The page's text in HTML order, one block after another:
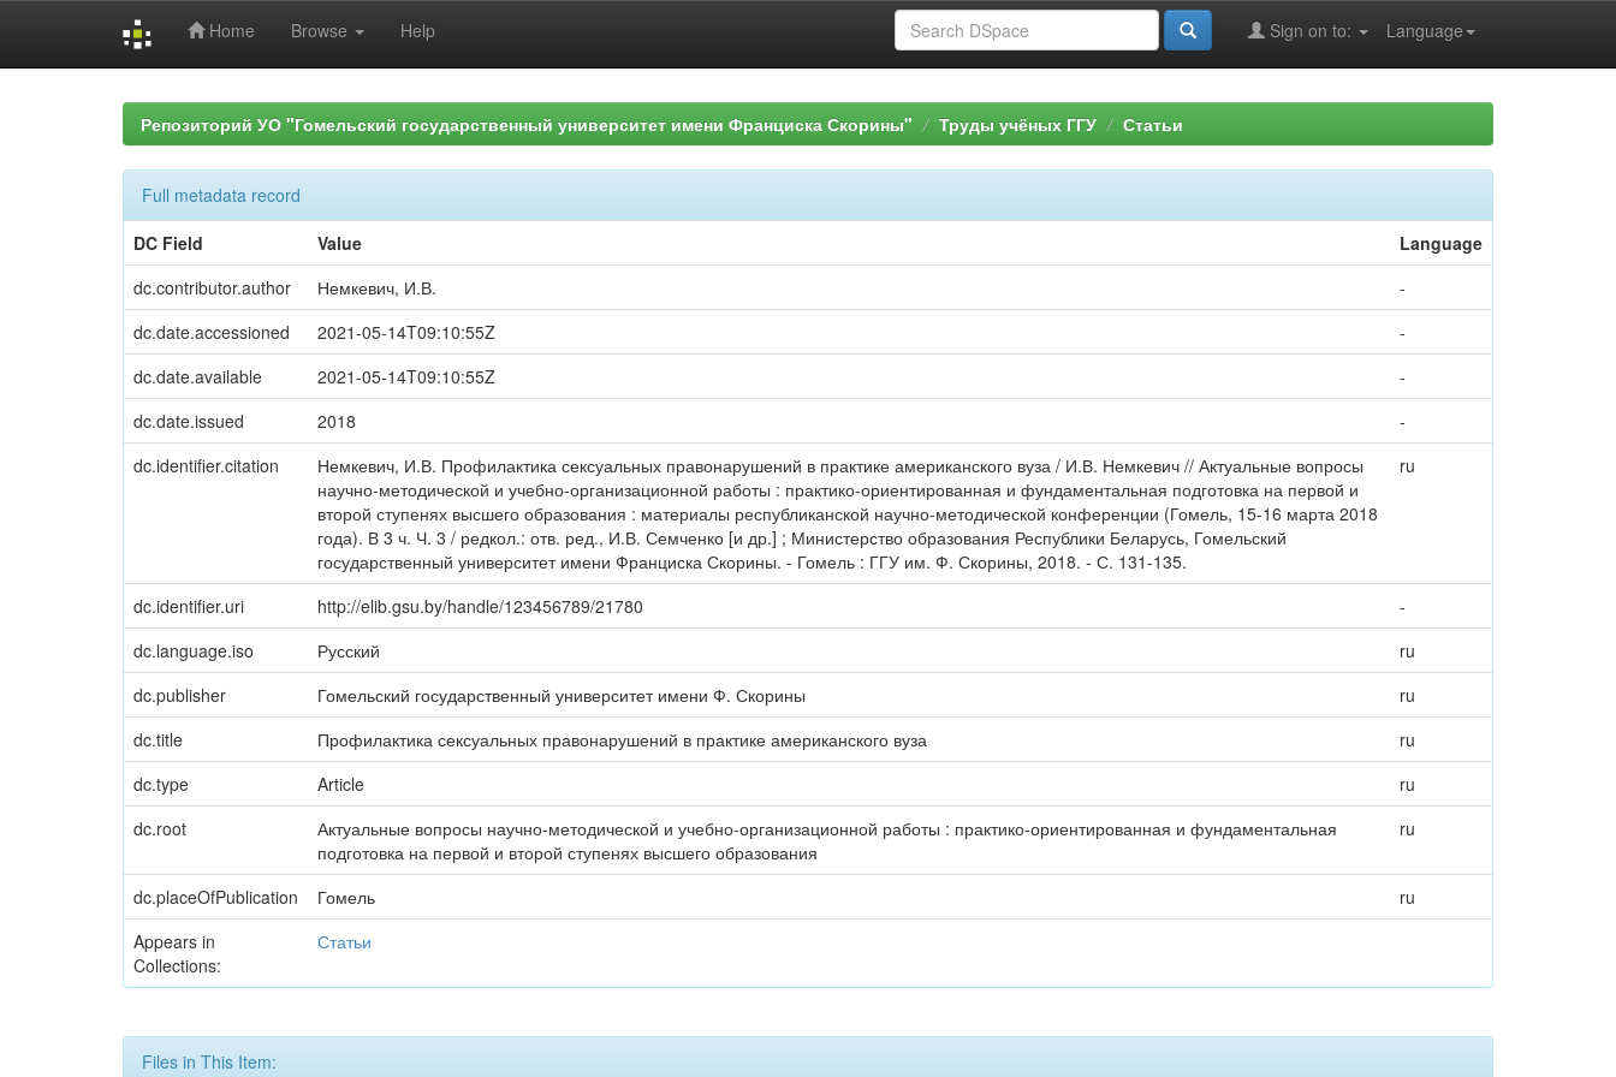
Home Browse Help Language
Sign on to:
Репозиторий УО "Гомельский государственный университет имени Франциска Скорины" Труды учёных ГГУ Статьи
Full metadata record
DC Field
Value
Language
dc.contributor.author
Немкевич, И.В.
-
dc.date.accessioned
2021-05-14T09:10:55Z
-
dc.date.available
2021-05-14T09:10:55Z
-
dc.date.issued
2018
-
dc.identifier.citation
Немкевич, И.В. Профилактика сексуальных правонарушений в практике американского вуза / И.В. Немкевич // Актуальные вопросы
научно-методической и учебно-организационной работы : практико-ориентированная и фундаментальная подготовка на первой и
второй ступенях высшего образования : материалы республиканской научно-методической конференции (Гомель, 15-16 марта 2018
года). В 3 ч. Ч. 3 / редкол.: отв. ред., И.В. Семченко [и др.] ; Министерство образования Республики Беларусь, Гомельский
государственный университет имени Франциска Скорины. - Гомель : ГГУ им. Ф. Скорины, 2018. - С. 131-135.
ru
dc.identifier.uri http://elib.gsu.by/handle/123456789/21780
-
dc.language.iso
Русский
ru
dc.publisher
Гомельский государственный университет имени Ф. Скорины
ru
dc.title
Профилактика сексуальных правонарушений в практике американского вуза
ru
dc.type
Article
ru
dc.root
Актуальные вопросы научно-методической и учебно-организационной работы : практико-ориентированная и фундаментальная
подготовка на первой и второй ступенях высшего образования
ru
dc.placeOfPublication Гомель
ru
Appears in
Collections:
Статьи
Files in This Item: